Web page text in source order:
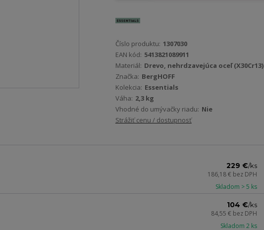
Číslo produktu: 1307030
EAN kód: 5413821089911
Materiál: Drevo, nehrdzavejúca oceľ (X30Cr13)
Značka: BergHOFF
Kolekcia: Essentials
Váha: 2,3 kg
Vhodné do umývačky riadu: Nie
Strážiť cenu / dostupnosť
229 €/ks
186,18 € bez DPH
Skladom > 5 ks
104 €/ks
84,55 € bez DPH
Skladom 2 ks